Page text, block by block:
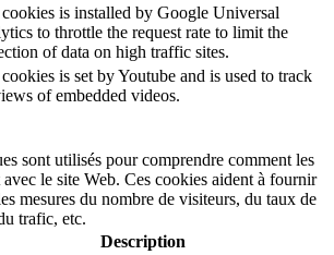
is installed by Google Universal
to throttle the request rate to limit the
of data on high traffic sites.
is set by Youtube and is used to track
of embedded videos.
sont utilisés pour comprendre comment les
le site Web. Ces cookies aident à fournir
mesures du nombre de visiteurs, du taux de
trafic, etc.
Description